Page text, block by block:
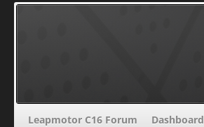
Leapmotor C16 Forum Dashboard